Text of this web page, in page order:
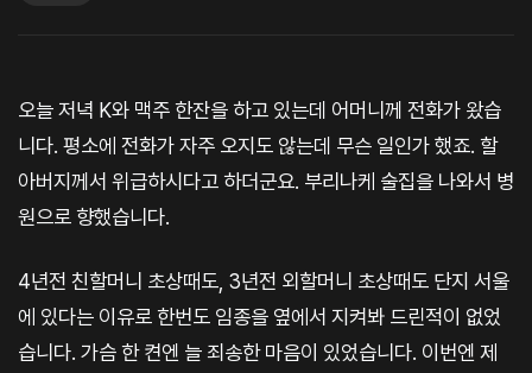
오늘 저녁 K와 맥주 한잔을 하고 있는데 어머니께 전화가 왔습
니다. 평소에 전화가 자주 오지도 않는데 무슨 일인가 했죠. 할
아버지께서 위급하시다고 하더군요. 부리나케 술집을 나와서 병
원으로 향했습니다.
4년전 친할머니 초상때도, 3년전 외할머니 초상때도 단지 서울
에 있다는 이유로 한번도 임종을 옆에서 지켜봐 드린적이 없었
습니다. 가슴 한 켠엔 늘 죄송한 마음이 있었습니다. 이번엔 제